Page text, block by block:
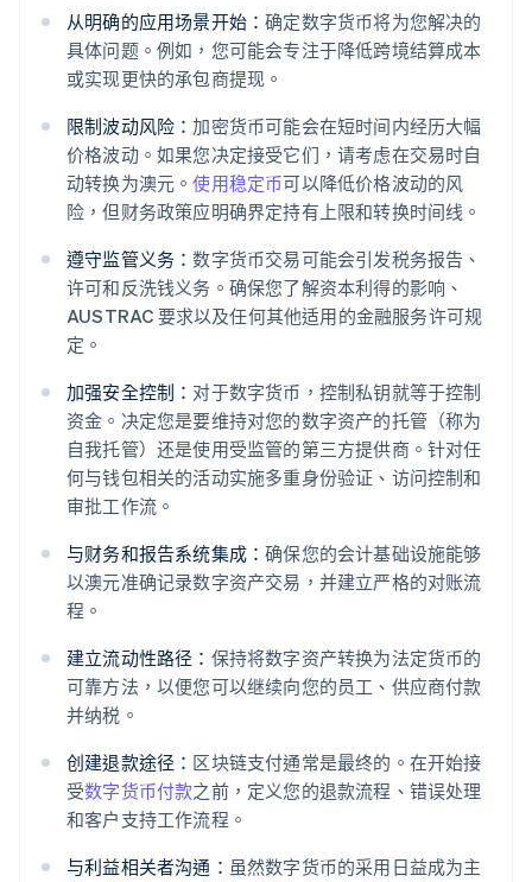
从明确的应用场景开始：确定数字货币将为您解决的
具体问题。例如，您可能会专注于降低跨境结算成本
或实现更快的承包商提现。
限制波动风险：加密货币可能会在短时间内经历大幅
价格波动。如果您决定接受它们，请考虑在交易时自
动转换为澳元。使用稳定币可以降低价格波动的风
险，但财务政策应明确界定持有上限和转换时间线。
遵守监管义务：数字货币交易可能会引发税务报告、
许可和反洗钱义务。确保您了解资本利得的影响、
AUSTRAC 要求以及任何其他适用的金融服务许可规
定。
加强安全控制： 对于数字货币，控制私钥就等于控制
资金。决定您是要维持对您的数字资产的托管（称为
自我托管）还是使用受监管的第三方提供商。针对任
何与钱包相关的活动实施多重身份验证、访问控制和
审批工作流。
与财务和报告系统集成：确保您的会计基础设施能够
以澳元准确记录数字资产交易，并建立严格的对账流
程。
建立流动性路径： 保持将数字资产转换为法定货币的
可靠方法，以便您可以继续向您的员工、供应商付款
并纳税。
创建退款途径： 区块链支付通常是最终的。在开始接
受数字货币付款之前，定义您的退款流程、错误处理
和客户支持工作流程。
与利益相关者沟通： 虽然数字货币的采用日益成为主